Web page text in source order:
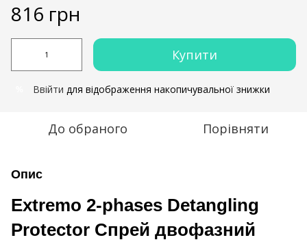
816 грн
Купити
Ввійти для відображення накопичувальної знижки
До обраного Порівняти
Опис
Extremo 2-phases Detangling
Protector Спрей двофазний